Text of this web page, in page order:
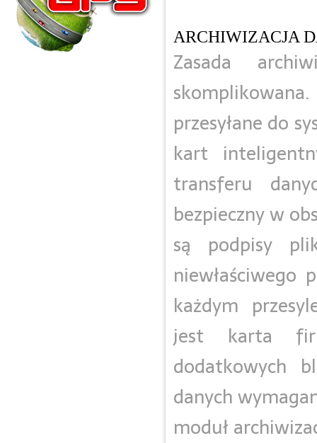
ARCHIWIZACJA
Zasada
przesyłane do
kart
transferu
bezpieczny w
są podpisy
niewłaściwego
każdym
jest karta
dodatkowych
danych
moduł